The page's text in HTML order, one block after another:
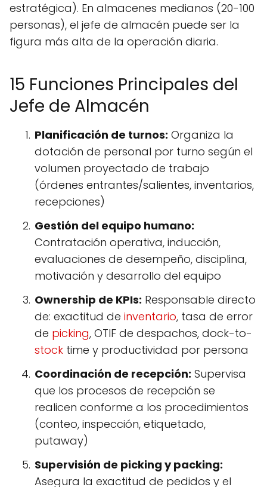
estratégica). En almacenes medianos (20-100
personas), el jefe de almacén puede ser la
figura más alta de la operación diaria.
15 Funciones Principales del
Jefe de Almacén
Planificación de turnos: Organiza la
dotación de personal por turno según el
volumen proyectado de trabajo
(órdenes entrantes/salientes, inventarios,
recepciones)
Gestión del equipo humano:
Contratación operativa, inducción,
evaluaciones de desempeño, disciplina,
motivación y desarrollo del equipo
Ownership de KPIs: Responsable directo
de: exactitud de inventario, tasa de error
de picking, OTIF de despachos, dock-to-
stock time y productividad por persona
Coordinación de recepción: Supervisa
que los procesos de recepción se
realicen conforme a los procedimientos
(conteo, inspección, etiquetado,
putaway)
Supervisión de picking y packing:
Asegura la exactitud de pedidos y el